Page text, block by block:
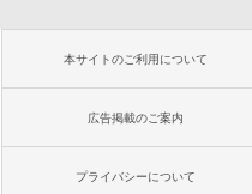
本サイトのご利用について
広告掲載のご案内
プライバシーについて